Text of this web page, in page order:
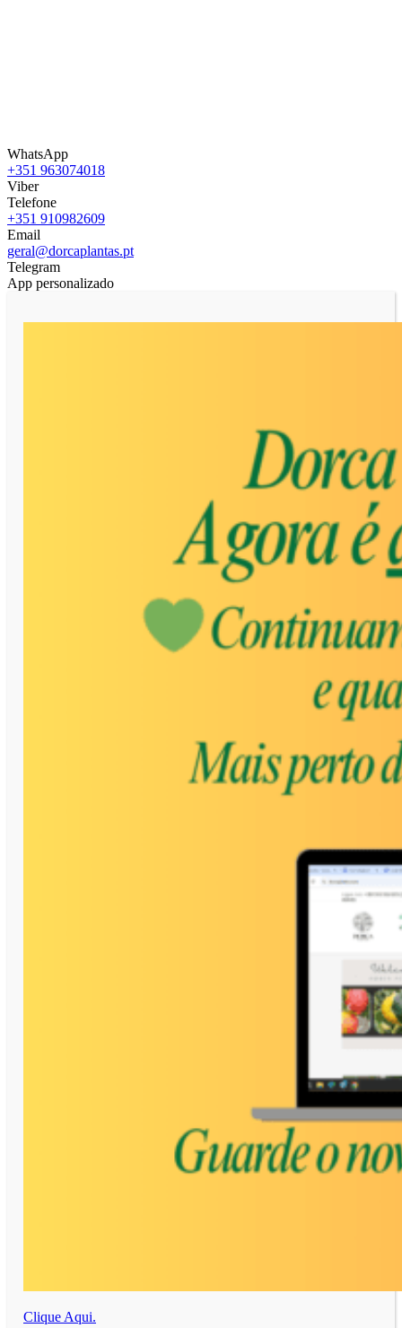
WhatsApp
+351 963074018
Viber
Telefone
+351 910982609
Email
geral@dorcaplantas.pt
Telegram
App personalizado
Clique Aqui.